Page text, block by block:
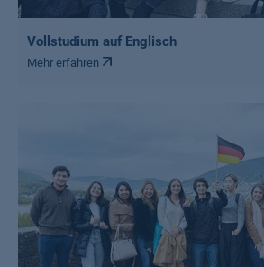
Vollstudium auf Englisch
Mehr erfahren